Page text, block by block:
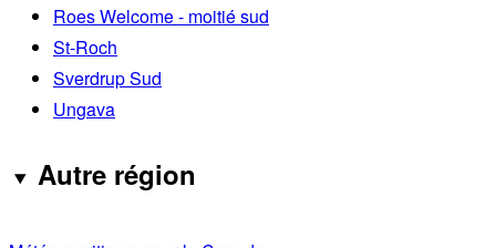
Roes Welcome - moitié sud
St-Roch
Sverdrup Sud
Ungava
Autre région